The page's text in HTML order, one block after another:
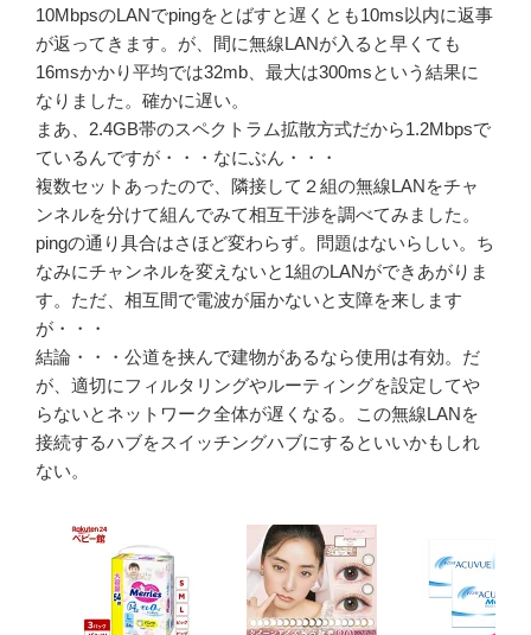
10MbpsのLANでpingをとばすと遅くとも10ms以内に返事
が返ってきます。が、間に無線LANが入ると早くても
16msかかり平均では32mb、最大は300msという結果に
なりました。確かに遅い。
まあ、2.4GB帯のスペクトラム拡散方式だから1.2Mbpsで
ているんですが・・・なにぶん・・・
複数セットあったので、隣接して２組の無線LANをチャ
ンネルを分けて組んでみて相互干渉を調べてみました。
pingの通り具合はさほど変わらず。問題はないらしい。ち
なみにチャンネルを変えないと1組のLANができあがりま
す。ただ、相互間で電波が届かないと支障を来します
が・・・
結論・・・公道を挟んで建物があるなら使用は有効。だ
が、適切にフィルタリングやルーティングを設定してや
らないとネットワーク全体が遅くなる。この無線LANを
接続するハブをスイッチングハブにするといいかもしれ
ない。